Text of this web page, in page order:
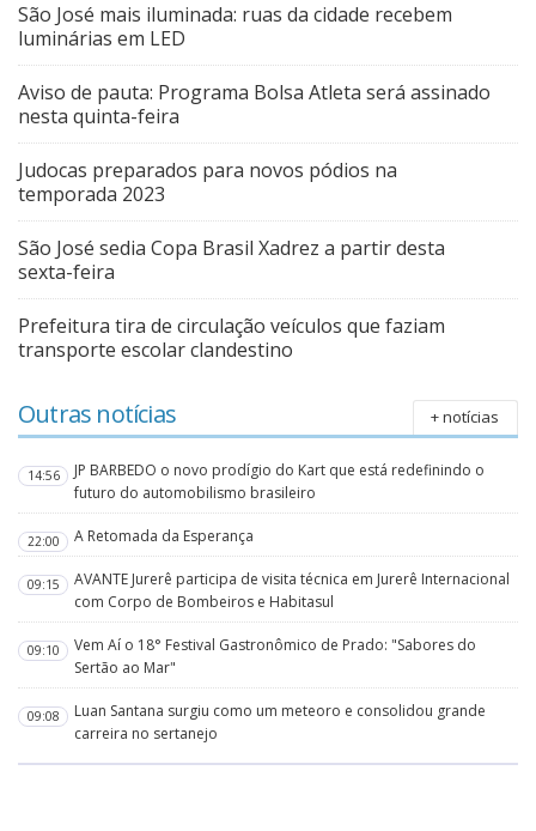
São José mais iluminada: ruas da cidade recebem
luminárias em LED
Aviso de pauta: Programa Bolsa Atleta será assinado
nesta quinta-feira
Judocas preparados para novos pódios na
temporada 2023
São José sedia Copa Brasil Xadrez a partir desta
sexta-feira
Prefeitura tira de circulação veículos que faziam
transporte escolar clandestino
Outras notícias + notícias
14:56
JP BARBEDO o novo prodígio do Kart que está redefinindo o
futuro do automobilismo brasileiro
22:00 A Retomada da Esperança
09:15
AVANTE Jurerê participa de visita técnica em Jurerê Internacional
com Corpo de Bombeiros e Habitasul
09:10
Vem Aí o 18° Festival Gastronômico de Prado: "Sabores do
Sertão ao Mar"
09:08
Luan Santana surgiu como um meteoro e consolidou grande
carreira no sertanejo